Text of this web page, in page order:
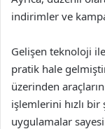
indirimler ve
Gelişen teknoloji
pratik hale
üzerinden
işlemlerini hızlı
uygulamalar